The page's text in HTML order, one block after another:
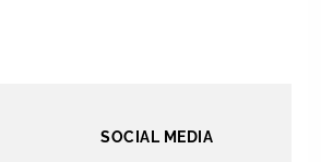
SOCIAL MEDIA